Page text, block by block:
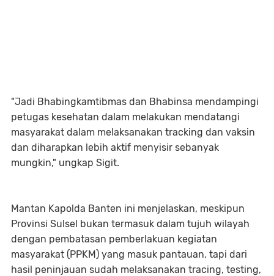
"Jadi Bhabingkamtibmas dan Bhabinsa mendampingi
petugas kesehatan dalam melakukan mendatangi
masyarakat dalam melaksanakan tracking dan vaksin
dan diharapkan lebih aktif menyisir sebanyak
mungkin," ungkap Sigit.
Mantan Kapolda Banten ini menjelaskan, meskipun
Provinsi Sulsel bukan termasuk dalam tujuh wilayah
dengan pembatasan pemberlakuan kegiatan
masyarakat (PPKM) yang masuk pantauan, tapi dari
hasil peninjauan sudah melaksanakan tracing, testing,